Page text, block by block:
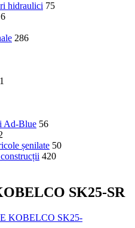
hidraulici 75
6
286
Ad-Blue 56
șenilate 50
420
SK25-SR